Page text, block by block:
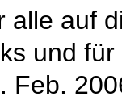
alle auf
und
Feb.